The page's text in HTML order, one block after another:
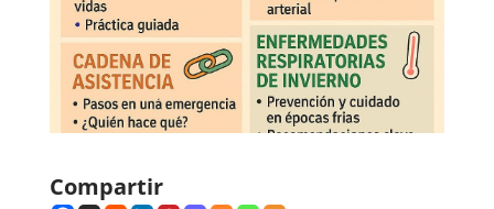
Compartir